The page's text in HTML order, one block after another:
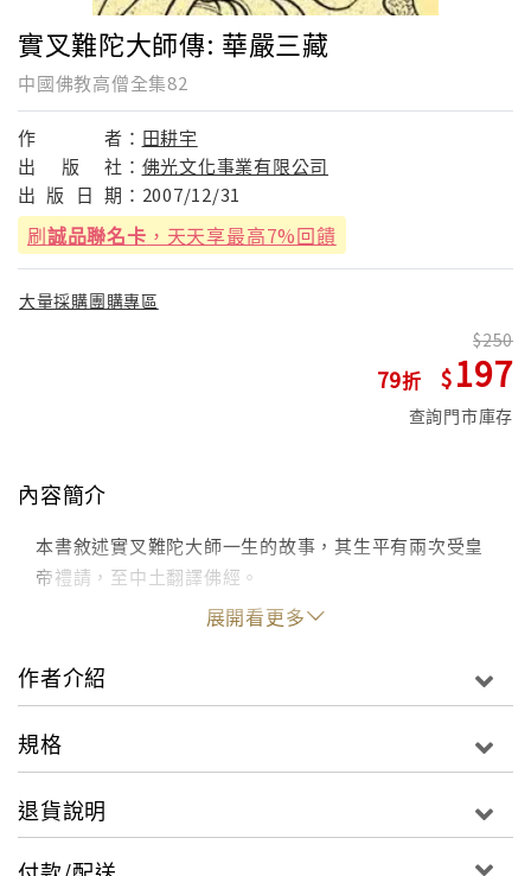
實叉難陀大師傳: 華嚴三藏
中國佛教高僧全集82
作 者： 田耕宇
出
版 社： 佛光文化事業有限公司
出 版 日 期： 2007/12/31
刷誠品聯名卡 ，天天享最高7%回饋
大量採購團購專區
79
250
197
查詢門市庫存
內容簡介
本書敘述實叉難陀大師一生的故事，其生平有兩次受皇
帝禮請，至中土翻譯佛經。
展開看更多
作者介紹
規格
退貨說明